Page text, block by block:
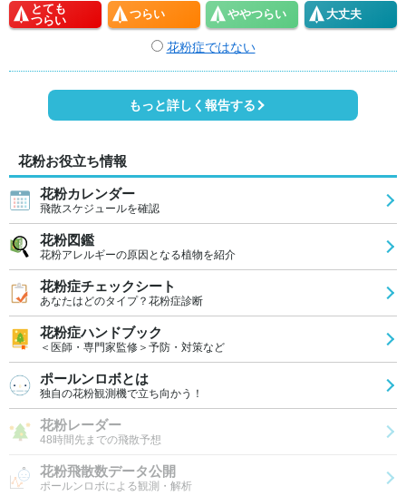
とても
つらい
つらい ややつらい 大丈夫
花粉症ではない
もっと詳しく報告する
花粉お役立ち情報
花粉カレンダー
飛散スケジュールを確認
花粉図鑑
花粉アレルギーの原因となる植物を紹介
花粉症チェックシート
あなたはどのタイプ？花粉症診断
花粉症ハンドブック
＜医師・専門家監修＞予防・対策など
ポールンロボとは
独自の花粉観測機で立ち向かう！
花粉レーダー
48時間先までの飛散予想
花粉飛散数データ公開
ポールンロボによる観測・解析